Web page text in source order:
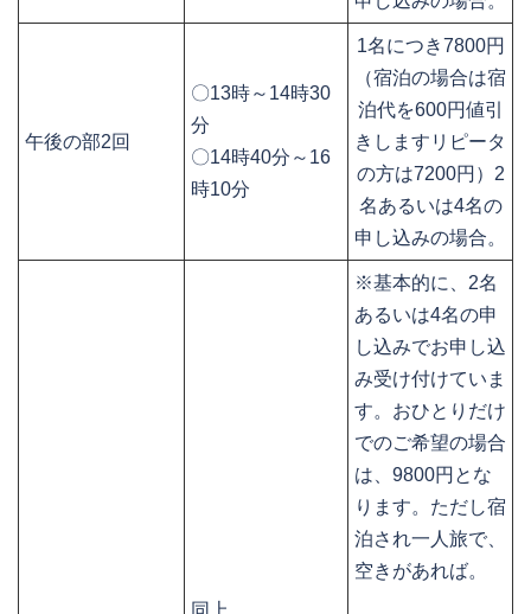
午後の部2回
〇13時～14時30
分
〇14時40分～16
時10分
1名につき7800円
（宿泊の場合は宿
泊代を600円値引
きしますリピータ
の方は7200円）2
名あるいは4名の
申し込みの場合。
※基本的に、2名
あるいは4名の申
し込みでお申し込
み受け付けていま
す。おひとりだけ
でのご希望の場合
は、9800円とな
ります。ただし宿
泊され一人旅で、
空きがあれば。